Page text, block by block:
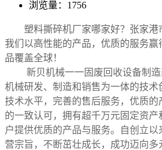
浏览量：1756
塑料撕碎机厂家哪家好？张家港
我们以高性能的产品，优质的服务
品覆盖全球！
新贝机械一一固废回收设备制造
机械研发、制造和销售为一体的技
技术水平，完善的售后服务，优质的
的一致认可，拥有超千万元固定资
户提供优质的产品与服务。自创立
营宗旨，不断茁壮成长，成功迈向多